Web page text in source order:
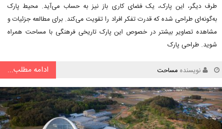
طرف دیگر، این پارک، یک فضای کاری باز نیز به حساب می‌آید. محیط پارک
به‌گونه‌ای طراحی شده که قدرت تفکر افراد را تقویت می‌کند. برای مطالعه جزئیات و
مشاهده تصاویر بیشتر در خصوص این پارک تاریخی فرهنگی با مساحت همراه
شوید. طراحی پارک
نویسنده مساحت ادامه مطلب...